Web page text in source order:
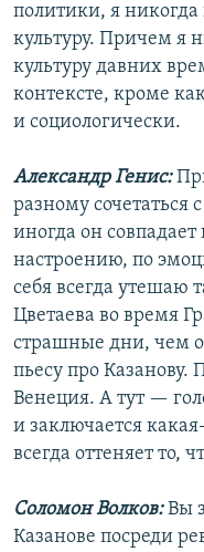
политики, я
культуру. Причем я
культуру давних
контексте, кроме
и социологически.
Александр Генис:
разному сочетаться
иногда он
настроению, по
себя всегда утешаю
Цветаева во время
страшные дни, чем
пьесу про Казанову.
Венеция. А тут —
и заключается
всегда оттеняет то,
Соломон Волков:Вы
Казанове посреди